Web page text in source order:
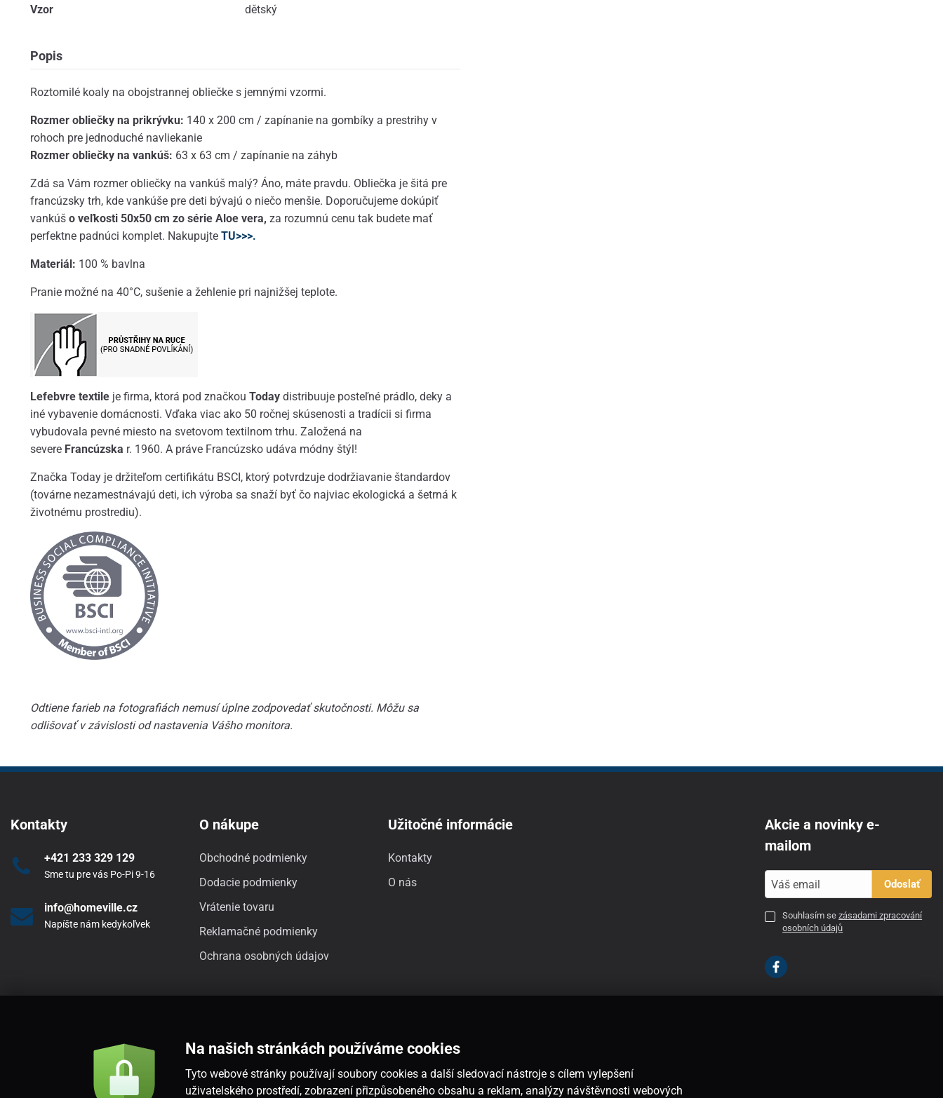
Vzor
dětský
Popis
Roztomilé koaly na obojstrannej obliečke s jemnými vzormi.
Rozmer obliečky na prikrývku: 140 x 200 cm / zapínanie na gombíky a prestrihy v
rohoch pre jednoduché navliekanie
Rozmer obliečky na vankúš: 63 x 63 cm / zapínanie na záhyb
Zdá sa Vám rozmer obliečky na vankúš malý? Áno, máte pravdu. Obliečka je šitá pre
francúzsky trh, kde vankúše pre deti bývajú o niečo menšie. Doporučujeme dokúpiť
vankúšo veľkosti 50x50 cm zo série Aloe vera, za rozumnú cenu tak budete mať
perfektne padnúci komplet. Nakupujte TU>>>.
Materiál: 100 % bavlna
Pranie možné na 40°C, sušenie a žehlenie pri najnižšej teplote.
Lefebvre textile je firma, ktorá pod značkou Today distribuuje posteľné prádlo, deky a
iné vybavenie domácnosti. Vďaka viac ako 50 ročnej skúsenosti a tradícii si firma
vybudovala pevné miesto na svetovom textilnom trhu. Založená na
severe Francúzska r. 1960. A práve Francúzsko udáva módny štýl!
Značka Today je držiteľom certifikátu BSCI, ktorý potvrdzuje dodržiavanie štandardov
(továrne nezamestnávajú deti, ich výroba sa snaží byť čo najviac ekologická a šetrná k
životnému prostrediu).
Odtiene farieb na fotografiách nemusí úplne zodpovedať skutočnosti. Môžu sa
odlišovať v závislosti od nastavenia Vášho monitora.
Kontakty
+421 233 329 129
Sme tu pre vás Po-Pi 9-16
info@homeville.cz
Napíšte nám kedykoľvek
O nákupe
Obchodné podmienky
Dodacie podmienky
Vrátenie tovaru
Reklamačné podmienky
Ochrana osobných údajov
Užitočné informácie
Kontakty
O nás
Akcie a novinky e-
mailom
Odoslať
Souhlasím sezásadami zpracování
osobních údajů
Na našich stránkách používáme cookies
Tyto webové stránky používají soubory cookies a další sledovací nástroje s cílem vylepšení
uživatelského prostředí, zobrazení přizpůsobeného obsahu a reklam, analýzy návštěvnosti webových